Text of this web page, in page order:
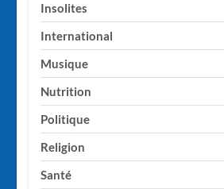
Insolites
International
Musique
Nutrition
Politique
Religion
Santé